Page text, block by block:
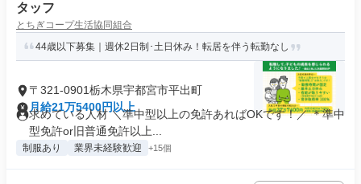
タッフ
とちぎコープ生活協同組合
44歳以下募集｜週休2日制･土日休み！転居を伴う転勤なし
〒321-0901栃木県宇都宮市平出町
月給21万5400円以上
求めている人材 ＼準中型以上の免許あればOKです！／ ＊準中
型免許or旧普通免許以上...
制服あり 業界未経験歓迎 +15個